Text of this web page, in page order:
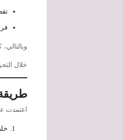
خلال
طريقة
اعتمدت